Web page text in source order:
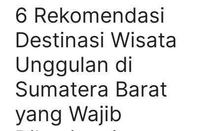
6 Rekomendasi
Destinasi Wisata
Unggulan di
Sumatera Barat
yang Wajib